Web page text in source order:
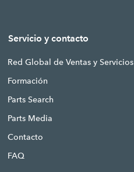
Servicio y contacto
Red Global de Ventas y Servicios
Formación
Parts Search
Parts Media
Contacto
FAQ